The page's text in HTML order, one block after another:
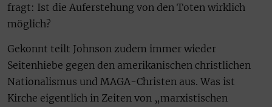
fragt: Ist die Auferstehung von den Toten wirklich
möglich?
Gekonnt teilt Johnson zudem immer wieder
Seitenhiebe gegen den amerikanischen christlichen
Nationalismus und MAGA-Christen aus. Was ist
Kirche eigentlich in Zeiten von „marxistischen